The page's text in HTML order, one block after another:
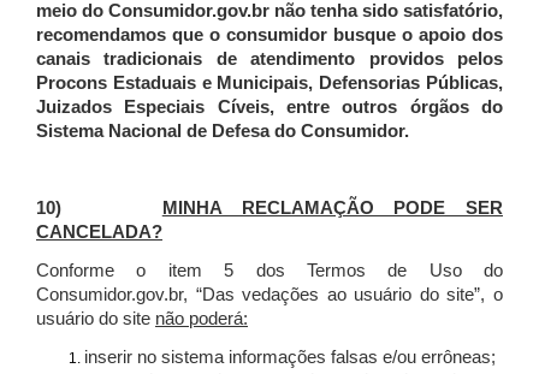
meio do Consumidor.gov.br não tenha sido satisfatório,
recomendamos que o consumidor busque o apoio dos
canais tradicionais de atendimento providos pelos
Procons Estaduais e Municipais, Defensorias Públicas,
Juizados Especiais Cíveis, entre outros órgãos do
Sistema Nacional de Defesa do Consumidor.
10)
MINHA RECLAMAÇÃO PODE SER
CANCELADA?
Conforme o item 5 dos Termos de Uso do
Consumidor.gov.br, “Das vedações ao usuário do site”, o
usuário do site não poderá:
inserir no sistema informações falsas e/ou errôneas;